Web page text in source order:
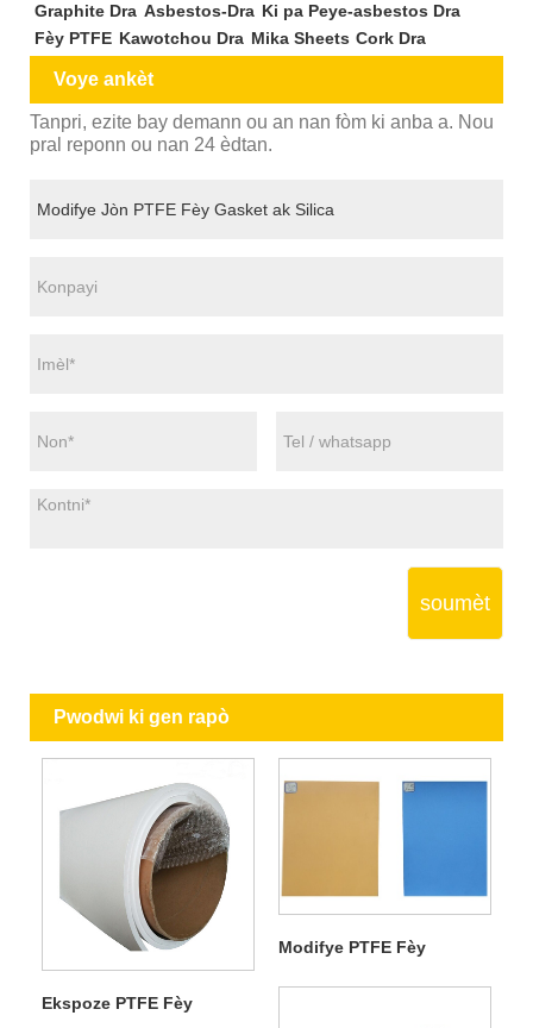
Graphite Dra Asbestos-Dra Ki pa Peye-asbestos Dra
Fèy PTFE Kawotchou Dra Mika Sheets Cork Dra
Voye ankèt
Tanpri, ezite bay demann ou an nan fòm ki anba a. Nou
pral reponn ou nan 24 èdtan.
soumèt
Pwodwi ki gen rapò
Ekspoze PTFE Fèy
Modifye PTFE Fèy